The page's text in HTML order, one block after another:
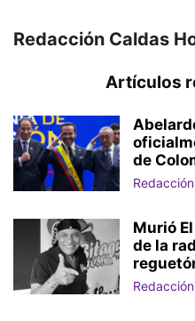
Redacción Caldas
Artículos
de
Murió
de la